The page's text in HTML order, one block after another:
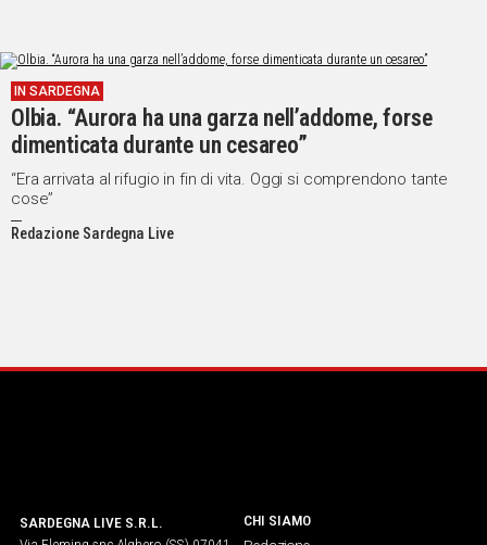
POLITICA
IN
ITALIA
NEL
MONDO
SPORT
STORIE
Vai
WHATSAPP
IN SARDEGNA
Olbia. “Aurora ha una garza nell’addome, forse
dimenticata durante un cesareo”
“Era arrivata al rifugio in fin di vita. Oggi si comprendono tante
cose”
Redazione Sardegna Live
SARDEGNA LIVE S.R.L.
CHI SIAMO